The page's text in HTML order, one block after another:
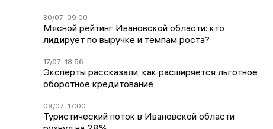
30/07 09:00
Мясной рейтинг Ивановской области: кто
лидирует по выручке и темпам роста?
17/07 18:56
Эксперты рассказали, как расширяется льготное
оборотное кредитование
09/07 17:00
Туристический поток в Ивановской области